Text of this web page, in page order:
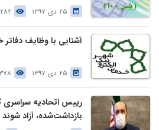
25 دی 1397 75282
آشنایی با وظایف
25 دی 1397 49378
رییس اتحادیه سراسری
بازداشت‌شده، آزاد شوند